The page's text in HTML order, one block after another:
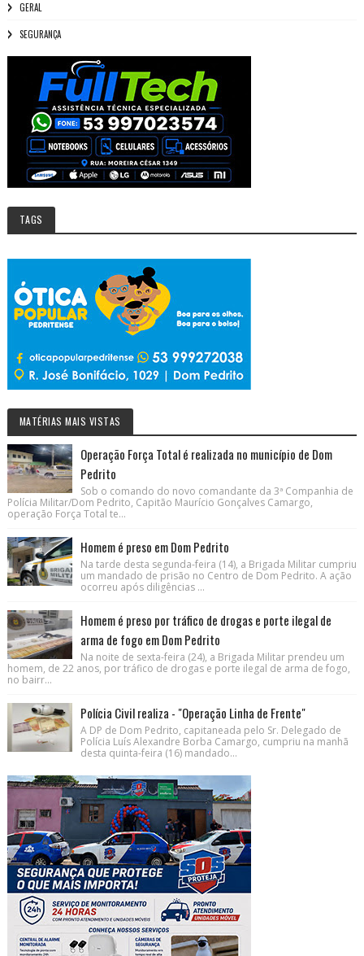
GERAL
SEGURANÇA
TAGS
MATÉRIAS MAIS VISTAS
Operação Força Total é realizada no município de Dom
Pedrito
Sob o comando do novo comandante da 3ª Companhia de
Polícia Militar/Dom Pedrito, Capitão Maurício Gonçalves Camargo,
operação Força Total te...
Homem é preso em Dom Pedrito
Na tarde desta segunda-feira (14), a Brigada Militar cumpriu
um mandado de prisão no Centro de Dom Pedrito. A ação
ocorreu após diligências ...
Homem é preso por tráfico de drogas e porte ilegal de
arma de fogo em Dom Pedrito
Na noite de sexta-feira (24), a Brigada Militar prendeu um
homem, de 22 anos, por tráfico de drogas e porte ilegal de arma de fogo,
no bairr...
Polícia Civil realiza - "Operação Linha de Frente"
A DP de Dom Pedrito, capitaneada pelo Sr. Delegado de
Polícia Luís Alexandre Borba Camargo, cumpriu na manhã
desta quinta-feira (16) mandado...